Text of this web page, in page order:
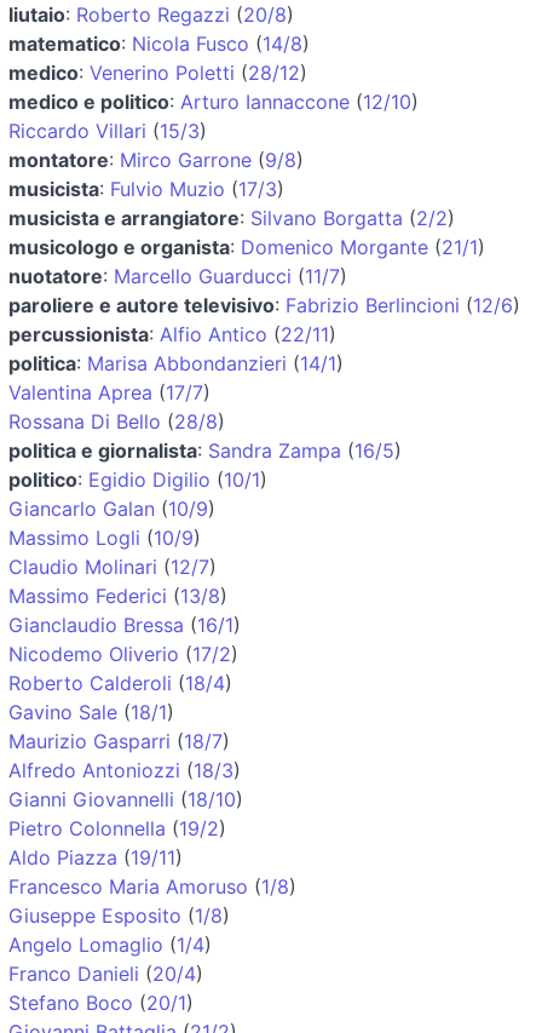
liutaio: Roberto Regazzi (20/8)
matematico: Nicola Fusco (14/8)
medico: Venerino Poletti (28/12)
medico e politico: Arturo Iannaccone (12/10)
Riccardo Villari (15/3)
montatore: Mirco Garrone (9/8)
musicista: Fulvio Muzio (17/3)
musicista e arrangiatore: Silvano Borgatta (2/2)
musicologo e organista: Domenico Morgante (21/1)
nuotatore: Marcello Guarducci (11/7)
paroliere e autore televisivo: Fabrizio Berlincioni (12/6)
percussionista: Alfio Antico (22/11)
politica: Marisa Abbondanzieri (14/1)
Valentina Aprea (17/7)
Rossana Di Bello (28/8)
politica e giornalista: Sandra Zampa (16/5)
politico: Egidio Digilio (10/1)
Giancarlo Galan (10/9)
Massimo Logli (10/9)
Claudio Molinari (12/7)
Massimo Federici (13/8)
Gianclaudio Bressa (16/1)
Nicodemo Oliverio (17/2)
Roberto Calderoli (18/4)
Gavino Sale (18/1)
Maurizio Gasparri (18/7)
Alfredo Antoniozzi (18/3)
Gianni Giovannelli (18/10)
Pietro Colonnella (19/2)
Aldo Piazza (19/11)
Francesco Maria Amoruso (1/8)
Giuseppe Esposito (1/8)
Angelo Lomaglio (1/4)
Franco Danieli (20/4)
Stefano Boco (20/1)